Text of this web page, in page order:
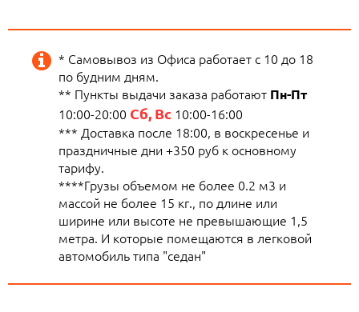
* Самовывоз из Офиса работает с 10 до 18
по будним дням.
** Пункты выдачи заказа работают Пн-Пт
10:00-20:00 Сб, Вс 10:00-16:00
*** Доставка после 18:00, в воскресенье и
праздничные дни +350 руб к основному
тарифу.
****Грузы объемом не более 0.2 м3 и
массой не более 15 кг., по длине или
ширине или высоте не превышающие 1,5
метра. И которые помещаются в легковой
автомобиль типа "седан"